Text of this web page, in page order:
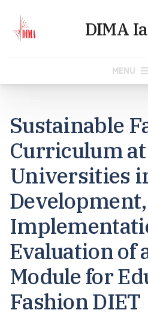
content
MENU
Sustainable
Curriculum
Universities
Development,
Evaluation of
Module for
Fashion DIET